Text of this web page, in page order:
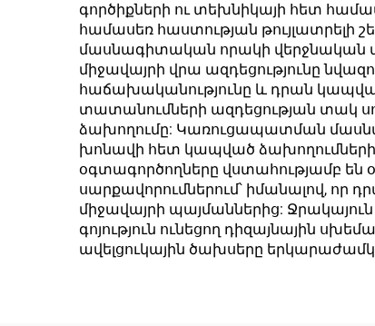
գործիքների ու տեխնիկայի հետ
համասեռ հաստության թույլատրելի
մասնագիտական որակի վերջնական
միջավայրի վրա ազդեցությունը
հաճախականությունը և դրան
տատանումների ազդեցության տակ
ձախողումը: Կառուցապատման
խոնավի հետ կապված
օգտագործողները վստահությամբ են
սարքավորումներում՝ իմանալով, որ
միջավայրի պայմաններից: Ջրակայուն
գոյություն ունեցող դիզայնային
ավելցուկային ծախսերը